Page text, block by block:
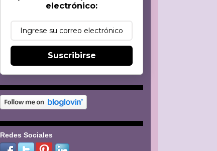
electrónico:
Suscribirse
Redes Sociales